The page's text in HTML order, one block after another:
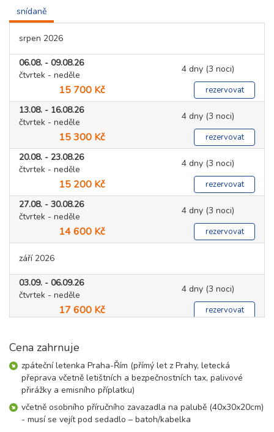
snídaně
srpen 2026
06.08. - 09.08.26
čtvrtek - neděle
4 dny (3 noci)
15 700 Kč rezervovat
13.08. - 16.08.26
čtvrtek - neděle
4 dny (3 noci)
15 300 Kč rezervovat
20.08. - 23.08.26
čtvrtek - neděle
4 dny (3 noci)
15 200 Kč rezervovat
27.08. - 30.08.26
čtvrtek - neděle
4 dny (3 noci)
14 600 Kč rezervovat
září 2026
03.09. - 06.09.26
čtvrtek - neděle
4 dny (3 noci)
17 600 Kč rezervovat
čtvrtek - neděle
16 500 Kč
17.09. - 20.09.26
čtvrtek - neděle
4 dny (3 noci)
18 600 Kč rezervovat
24.09. - 27.09.26
Cena zahrnuje
zpáteční letenka Praha-Řím (přímý let z Prahy, letecká
přeprava včetně letištních a bezpečnostních tax, palivové
přirážky a emisního příplatku)
včetně osobního příručního zavazadla na palubě (40x30x20cm)
- musí se vejít pod sedadlo – batoh/kabelka